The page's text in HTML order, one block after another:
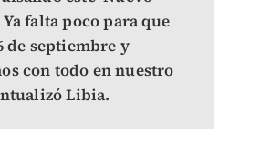
Ya falta poco para que
de septiembre y
con todo en nuestro
Libia.